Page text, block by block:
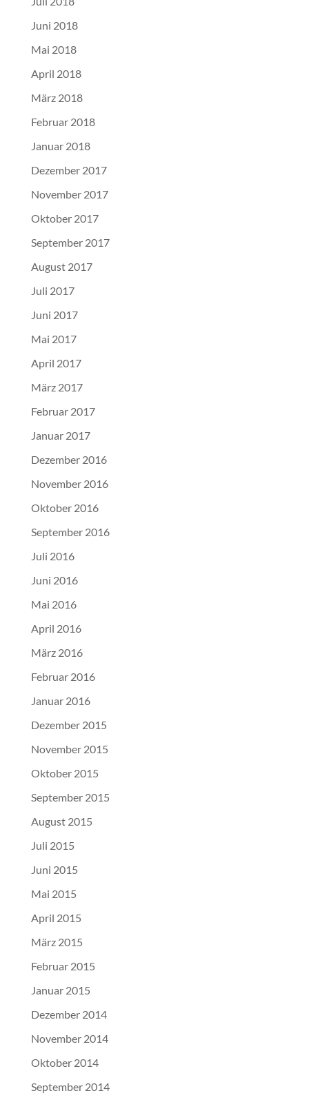
Juni 2018
Mai 2018
April 2018
März 2018
Februar 2018
Januar 2018
Dezember 2017
November 2017
Oktober 2017
September 2017
August 2017
Juli 2017
Juni 2017
Mai 2017
April 2017
März 2017
Februar 2017
Januar 2017
Dezember 2016
November 2016
Oktober 2016
September 2016
Juli 2016
Juni 2016
Mai 2016
April 2016
März 2016
Februar 2016
Januar 2016
Dezember 2015
November 2015
Oktober 2015
September 2015
August 2015
Juli 2015
Juni 2015
Mai 2015
April 2015
März 2015
Februar 2015
Januar 2015
Dezember 2014
November 2014
Oktober 2014
September 2014